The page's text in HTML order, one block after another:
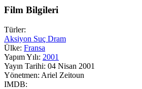
Film Bilgileri
Türler:
Aksiyon Suç Dram
Ülke: Fransa
Yapım Yılı: 2001
Yayın Tarihi: 04 Nisan 2001
Yönetmen: Ariel Zeitoun
IMDB: